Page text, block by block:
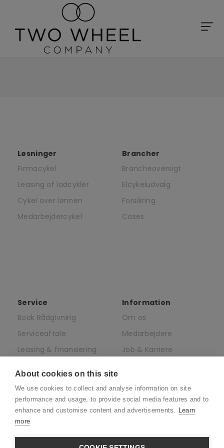
Løsninger
Firmacykel
Leasing af ladcykler
Cykel over lønnen
Medarbejdercykel
Brancher
Brancheoversigt
Elcykeludvalg
Forsikring
Cases
Service
Book Rådgivning
Serviceaftale
Leasing & finansiering
af elcykler
Information
Om os
Medarbejdere
Job & Karriere
CSR
About cookies on this site
We use cookies to collect and analyse information on site
performance and usage, to provide social media features and to
enhance and customise content and advertisements. Learn
more